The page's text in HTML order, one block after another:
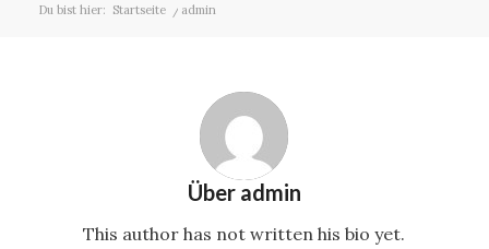
Du bist hier: Startseite / admin
Über admin
This author has not written his bio yet.